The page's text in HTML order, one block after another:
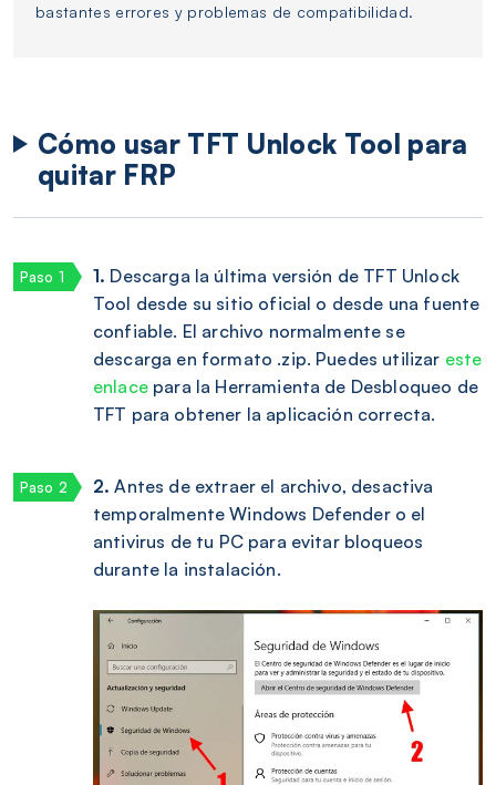
bastantes errores y problemas de compatibilidad.
Cómo usar TFT Unlock Tool para
quitar FRP
1. Descarga la última versión de TFT Unlock
Tool desde su sitio oficial o desde una fuente
confiable. El archivo normalmente se
descarga en formato .zip. Puedes utilizar este
enlacepara la Herramienta de Desbloqueo de
TFT para obtener la aplicación correcta.
2. Antes de extraer el archivo, desactiva
temporalmente Windows Defender o el
antivirus de tu PC para evitar bloqueos
durante la instalación.